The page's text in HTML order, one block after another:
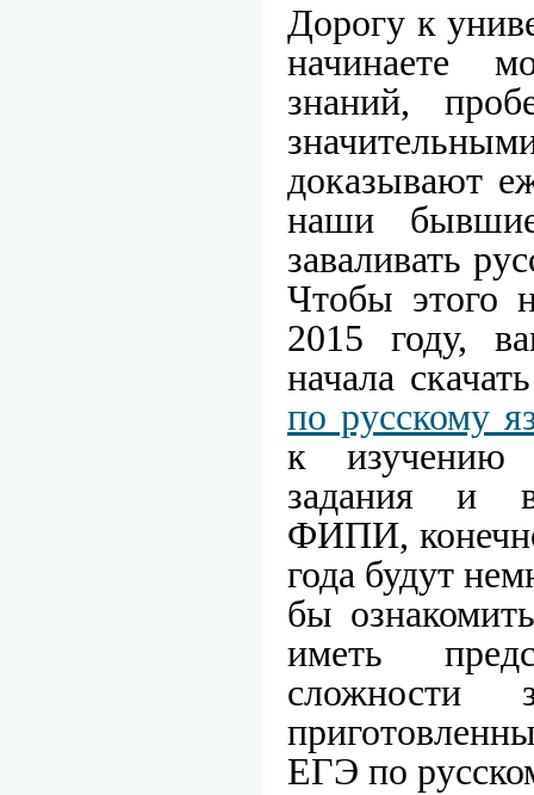
Дорогу к
начинаете
знаний,
доказывают
наши
заваливать
Чтобы этого
2015 году,
начала
по русскому
к изучению
задания и
ФИПИ,
года будут
бы
иметь
сложности
ЕГЭ по